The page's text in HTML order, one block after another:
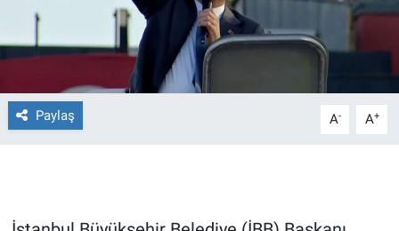
Paylaş A- A+
Gerçeğin İzinde
Gün Başlıyor
Gün Bitiyor
Gündem Özel